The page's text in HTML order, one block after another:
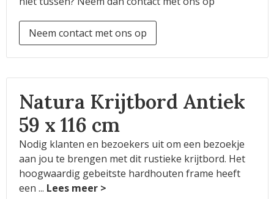
Neem contact met ons op
Natura Krijtbord Antiek
59 x 116 cm
Nodig klanten en bezoekers uit om een bezoekje
aan jou te brengen met dit rustieke krijtbord. Het
hoogwaardig gebeitste hardhouten frame heeft
een ...